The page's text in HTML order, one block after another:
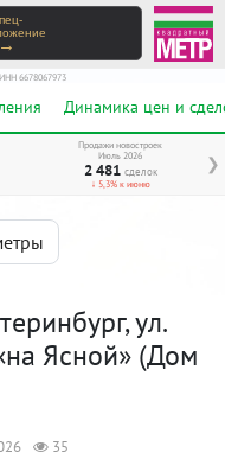
→
6678067973
Динамика цен и
❯
Продажи новостроек
Июль 2026
2 481 сделок
↓ 5,3% к июню
ул.
Ясной» (Дом
35